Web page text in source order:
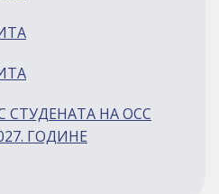
СТУДЕНАТА НА ОСС
ГОДИНЕ